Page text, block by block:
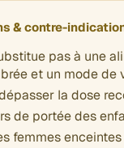
& contre-
pas à une
et un mode de
la dose
de portée des
femmes